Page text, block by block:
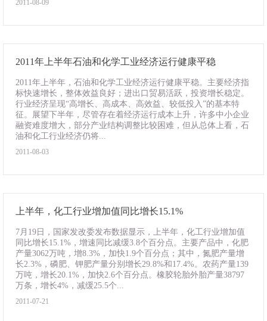
2011-08-09
2011年上半年石油和化学工业经济运行健康平稳
2011年上半年，石油和化学工业经济运行健康平稳。主要经济指
标快速增长，整体效益良好；进出口贸易活跃，投资增长稳定。
行业经济呈现“高增长、高成本、高效益、较低投入”的基本特
征。展望下半年，尽管存在着经济运行成本上升，许多中小企业
融资难度增大，部分产业结构调整比较困难，但从总体上看，石
油和化工行业经济仍将...
2011-08-03
上半年，化工行业增加值同比增长15.1%
7月19日，国家发改委发布数据显示，上半年，化工行业增加值
同比增长15.1%，增速同比减缓3.8个百分点。主要产品中，化肥
产量3062万吨，增8.3%，加快1.9个百分点；其中，氮肥产量增
长2.3%，磷肥、钾肥产量分别增长29.8%和17.4%。农药产量139
万吨，增长20.1%，加快2.6个百分点。橡胶轮胎外胎产量38797
万条，增长4%，减缓25.5个...
2011-07-21